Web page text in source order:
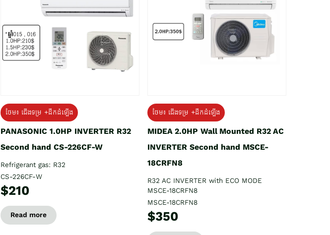
ថែម៖ ជើងទម្រ +ដឹកដំឡើង
PANASONIC 1.0HP INVERTER R32
Second hand CS-226CF-W
Refrigerant gas: R32
CS-226CF-W
$210
Read more
ថែម៖ ជើងទម្រ +ដឹកដំឡើង
MIDEA 2.0HP Wall Mounted R32 AC
INVERTER Second hand MSCE-
18CRFN8
R32 AC INVERTER with ECO MODE
MSCE-18CRFN8
MSCE-18CRFN8
$350